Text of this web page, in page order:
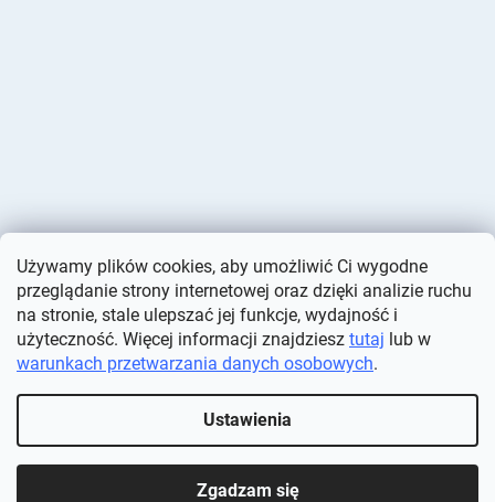
Używamy plików cookies, aby umożliwić Ci wygodne
przeglądanie strony internetowej oraz dzięki analizie ruchu
na stronie, stale ulepszać jej funkcje, wydajność i
użyteczność. Więcej informacji znajdziesz tutaj lub w
warunkach przetwarzania danych osobowych.
Ustawienia
Zgadzam się